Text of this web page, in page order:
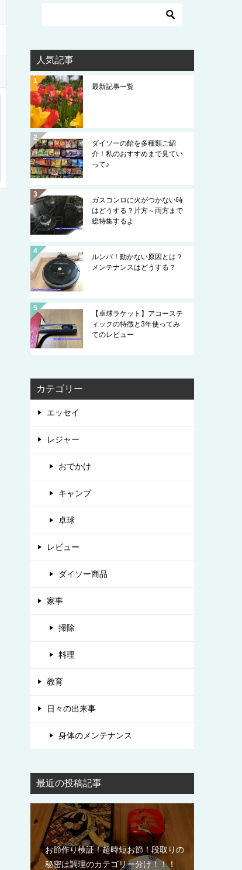
人気記事
最新記事一覧
ダイソーの飴を多種類ご紹
介！私のおすすめまで見てい
って♪
ガスコンロに火がつかない時
はどうする？片方～両方まで
総特集するよ
ルンバ！動かない原因とは？
メンテナンスはどうする？
【卓球ラケット】アコーステ
ィックの特徴と3年使ってみ
てのレビュー
カテゴリー
エッセイ
レジャー
おでかけ
キャンプ
卓球
レビュー
ダイソー商品
家事
掃除
料理
教育
日々の出来事
身体のメンテナンス
最近の投稿記事
お節作り検証！超時短お節！段取りの
秘密は調理のカテゴリー分け！！！